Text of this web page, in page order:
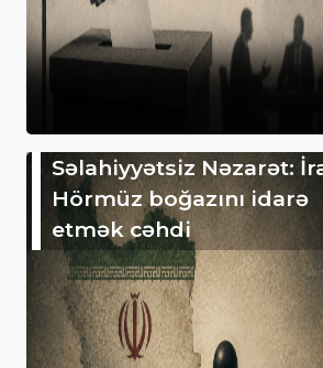
Səlahiyyətsiz Nəzarət:
Hörmüz boğazını idarə
etmək cəhdi